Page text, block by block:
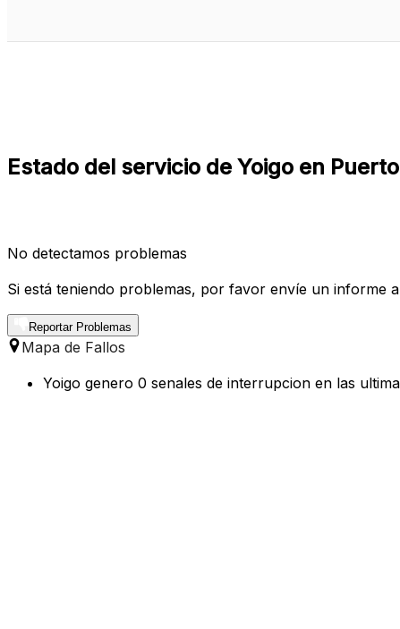
Estado del servicio de Yoigo en
No detectamos problemas
Si está teniendo problemas, por favor envíe un informe
Reportar Problemas
Mapa de Fallos
Yoigo genero 0 senales de interrupcion en las